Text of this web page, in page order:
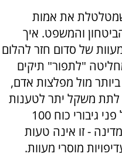
את אמות
והמשפט. איך
של סדום חזר להלום
"לתפור" תיקים
מול מפלצות אדם,
משקל יתר לטענות
של זכויות מיעוט של נוח'בות על פני גיבורי כוח 100
- זו אינה טעות
מוסרי מעוות.